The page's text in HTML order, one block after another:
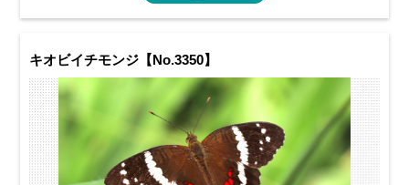
キオビイチモンジ【No.3350】